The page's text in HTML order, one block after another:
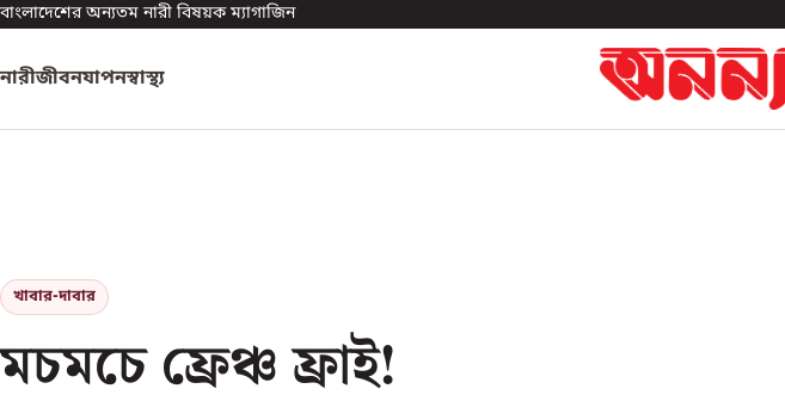
বাংলাদেশের অন্যতম নারী বিষয়ক ম্যাগাজিন
নারীজীবনযাপনস্বাস্থ্য
খাবার-দাবার
মচমচে ফ্রেঞ্চ ফ্রাই!